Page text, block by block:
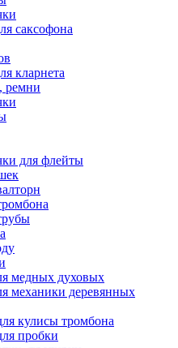
саксофона
кларнета
ремни
для флейты
медных духовых
механики деревянных
кулисы тромбона
пробки